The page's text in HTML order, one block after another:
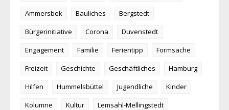
Ammersbek
Bauliches
Bergstedt
Bürgerinitiative
Corona
Duvenstedt
Engagement
Familie Ferientipp
Formsache
Freizeit
Geschichte Geschäftliches
Hamburg
Hilfen
Hummelsbüttel Jugendliche
Kinder
Kolumne
Kultur
Lemsahl-Mellingstedt